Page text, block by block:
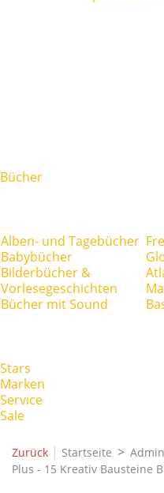
Bücher
Alben- und Tagebücher
Babybücher
Bilderbücher &
Vorlesegeschichten
Bücher mit Sound
Stars
Marken
Service
Sale
Zurück | Startseite
Plus - 15 Kreativ Bausteine